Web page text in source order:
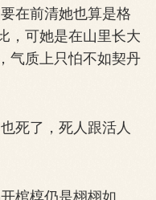
在前清她也算是格
，可她是在山里长大
气质上只怕不如契丹
死了，死人跟活人
棺椁仍是栩栩如